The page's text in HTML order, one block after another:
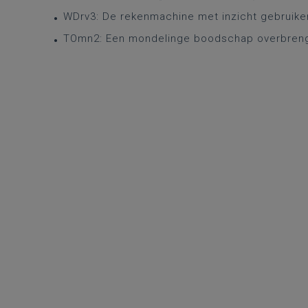
WDrv3: De rekenmachine met inzicht
TOmn2: Een mondelinge boodschap